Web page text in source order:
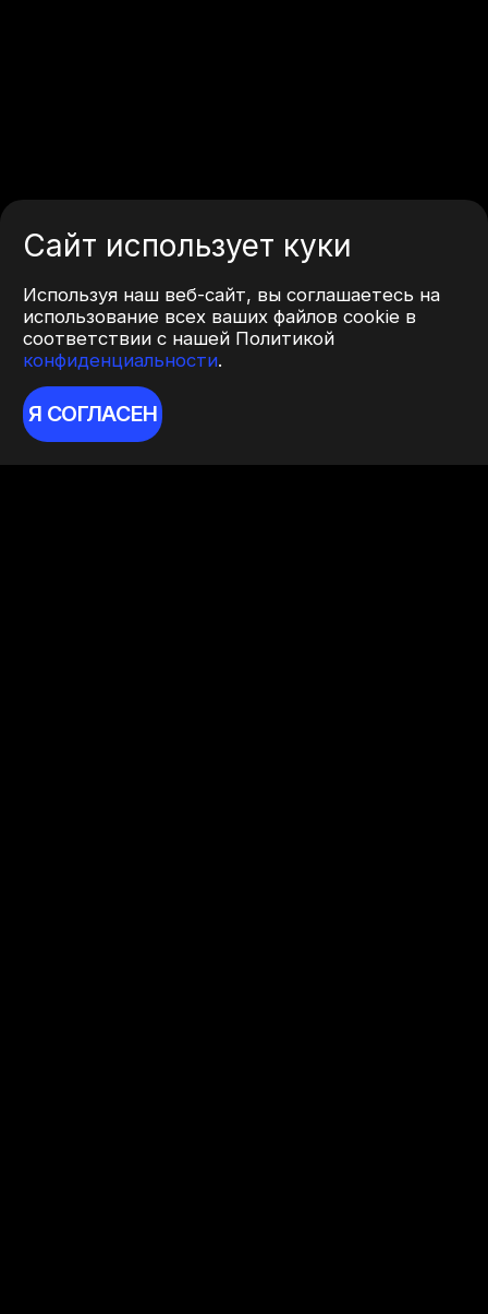
Сайт использует куки
Используя наш веб-сайт, вы соглашаетесь на
использование всех ваших файлов cookie в
соответствии с нашей Политикой
конфиденциальности.
Я СОГЛАСЕН